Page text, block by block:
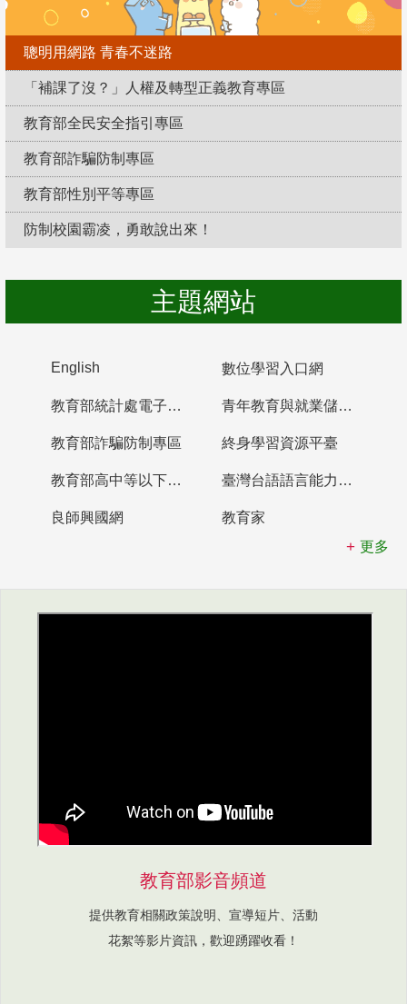
聰明用網路 青春不迷路
「補課了沒？」人權及轉型正義教育專區
教育部全民安全指引專區
教育部詐騙防制專區
教育部性別平等專區
防制校園霸凌，勇敢說出來！
主題網站
English 數位學習入口網
教育部統計處電子書櫃 青年教育與就業儲蓄帳戶
教育部詐騙防制專區 終身學習資源平臺
教育部高中等以下學校及幼兒園教師資格檢定考試 臺灣台語語言能力認證網站
良師興國網
教育家
更多
教育部影音頻道
提供教育相關政策說明、宣導短片、活動
花絮等影片資訊，歡迎踴躍收看！